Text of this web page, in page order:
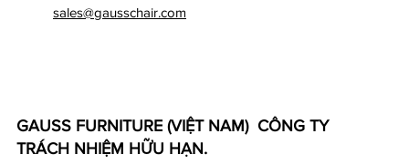
sales@gausschair.com
GAUSS FURNITURE (VIỆT NAM) CÔNG TY
TRÁCH NHIỆM HỮU HẠN.